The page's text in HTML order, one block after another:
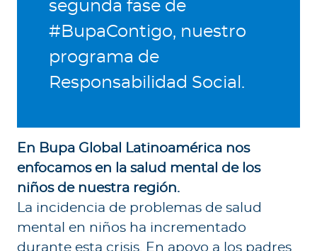
segunda fase de
#BupaContigo, nuestro
programa de
Responsabilidad Social.
En Bupa Global Latinoamérica nos
enfocamos en la salud mental de los
niños de nuestra región.
La incidencia de problemas de salud
mental en niños ha incrementado
durante esta crisis. En apoyo a los padres